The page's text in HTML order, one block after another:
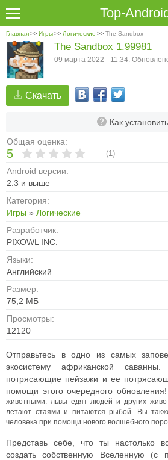
Top-
Главная>>Игры>> Логические >>The Sandbox
Скачать
Как
Общая оценка:
5 (1)
Android версии:
2.3 и выше
Категория:
Игры » Логические
Разработчик:
PIXOWL INC.
Языки:
Английский
Размер:
75,2 МБ
Просмотры:
12120
The Sandbox 1.99981
09 марта 2022 - 11:34.
Отправьтесь в одно из самых
экосистему африканской
потрясающие пейзажи и ее
помощи этого очередного обновления!
животными: львы едят людей и других
летают стаями и питаются рыбой. Вы
человека при помощи нового волшебного
Представь себе, что ты настолько
создать собственную Вселенную (с